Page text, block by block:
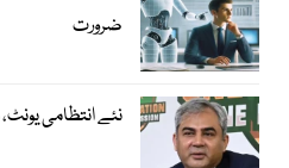
ضرورت
نئے انتظامی